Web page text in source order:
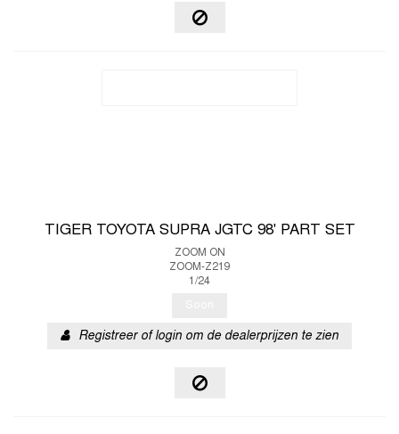
TIGER TOYOTA SUPRA JGTC 98' PART SET
ZOOM ON
ZOOM-Z219
1/24
Registreer of login om de dealerprijzen te zien